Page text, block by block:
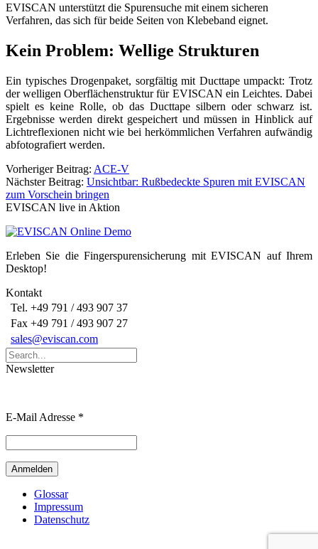
EVISCAN unterstützt die Spurensuche mit einem sicheren
Verfahren, das sich für beide Seiten von Klebeband eignet.
Kein Problem: Wellige Strukturen
Ein typisches Drogenpaket, sorgfältig mit Ducttape umpackt: Trotz
der welligen Oberflächenstruktur für EVISCAN ein Leichtes. Dabei
spielt es keine Rolle, ob das Ducttape silbern oder schwarz ist.
Ergebnisse werden direkt gespeichert und müssen in Hinblick auf
Lichtreflexionen nicht wie bei herkömmlichen Verfahren aufwändig
abfotografiert werden.
Post
navigation
Vorheriger Beitrag: ACE-V
Nächster Beitrag: Unsichtbar: Rußbedeckte Spuren mit EVISCAN
zum Vorschein bringen
EVISCAN live in Aktion
Erleben Sie die Fingerspurensicherung mit EVISCAN auf Ihrem
Desktop!
Kontakt
Tel. +49 791 / 493 907 37
Fax +49 791 / 493 907 27
sales@eviscan.com
Search
for:
Newsletter
E-Mail Adresse *
Glossar
Impressum
Datenschutz